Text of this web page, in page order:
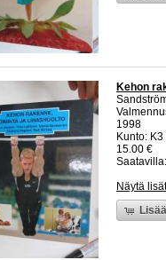
Kehon
1998
Kunto:
15.00 €
Näytä